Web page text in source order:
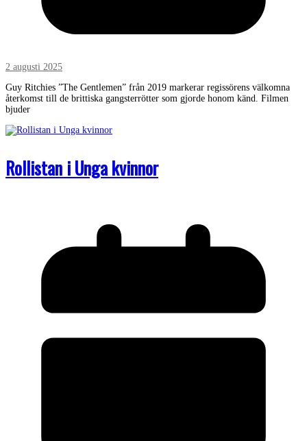
2 augusti 2025
Guy Ritchies ”The Gentlemen” från 2019 markerar regissörens välkomna
återkomst till de brittiska gangsterrötter som gjorde honom känd. Filmen
bjuder
Rollistan i Unga kvinnor